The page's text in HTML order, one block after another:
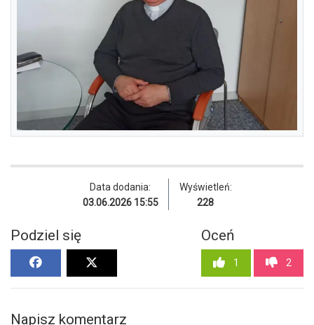
Data dodania:
03.06.2026 15:55
Wyświetleń:
228
Podziel się Oceń
1 2
Napisz komentarz